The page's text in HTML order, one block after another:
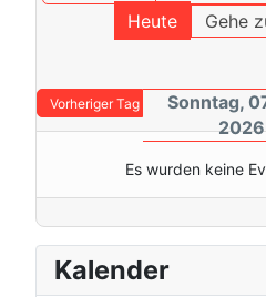
Heute
Gehe
Vorheriger Tag
Sonntag,
2026
Es wurden keine
Kalender